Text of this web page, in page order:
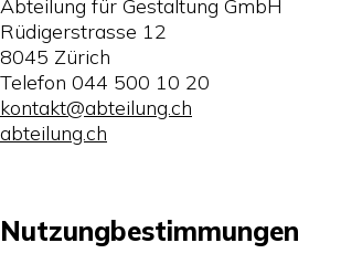
Abteilung für Gestaltung GmbH
Rüdigerstrasse 12
8045 Zürich
Telefon 044 500 10 20
kontakt@abteilung.ch
abteilung.ch
Nutzungbestimmungen